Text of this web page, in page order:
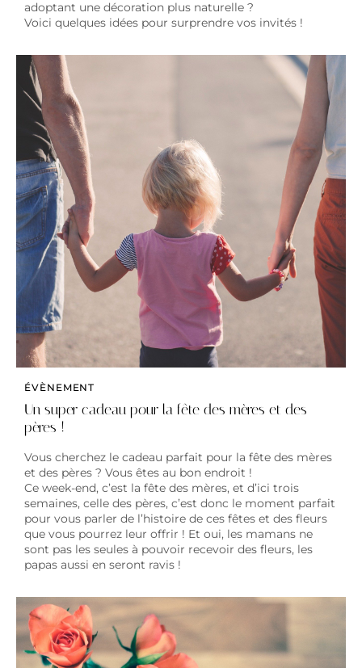
adoptant une décoration plus naturelle ?
Voici quelques idées pour surprendre vos invités !
ÉVÈNEMENT
Un super cadeau pour la fête des mères et des
pères !
Vous cherchez le cadeau parfait pour la fête des mères
et des pères ? Vous êtes au bon endroit !
Ce week-end, c’est la fête des mères, et d’ici trois
semaines, celle des pères, c’est donc le moment parfait
pour vous parler de l’histoire de ces fêtes et des fleurs
que vous pourrez leur offrir ! Et oui, les mamans ne
sont pas les seules à pouvoir recevoir des fleurs, les
papas aussi en seront ravis !